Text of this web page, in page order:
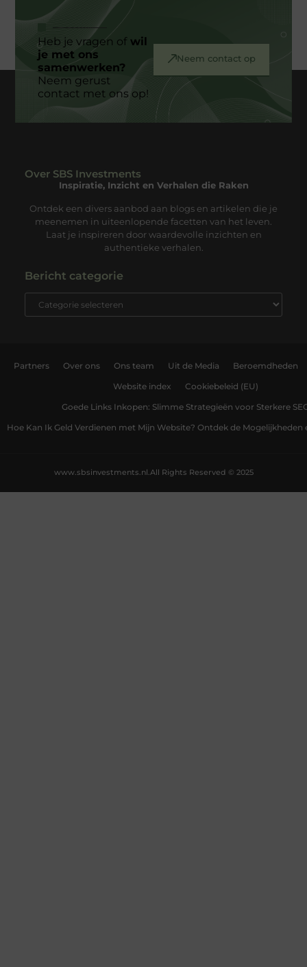
Heb je vragen ofwil
je met ons
samenwerken?
Neem gerust
contact met ons op!
Neem contact op
Over SBS Investments
Inspiratie, Inzicht en Verhalen die Raken
Ontdek een divers aanbod aan blogs en artikelen die je
meenemen in uiteenlopende facetten van het leven.
Laat je inspireren door waardevolle inzichten en
authentieke verhalen.
Bericht categorie
Partners Over ons Ons team Uit de Media Beroemdheden
Website index Cookiebeleid (EU)
Goede Links Inkopen: Slimme Strategieën voor Sterkere
Hoe Kan Ik Geld Verdienen met Mijn Website? Ontdek de Mogelijkheden
All Rights Reserved © 2025
www.sbsinvestments.nl.